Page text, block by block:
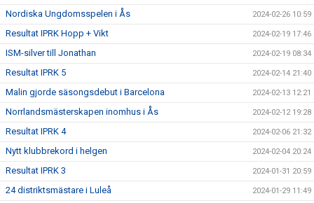
Nordiska Ungdomsspelen i Ås 2024-02-26 10:59
Resultat IPRK Hopp + Vikt 2024-02-19 17:46
ISM-silver till Jonathan 2024-02-19 08:34
Resultat IPRK 5 2024-02-14 21:40
Malin gjorde säsongsdebut i Barcelona 2024-02-13 12:21
Norrlandsmästerskapen inomhus i Ås 2024-02-12 19:28
Resultat IPRK 4 2024-02-06 21:32
Nytt klubbrekord i helgen 2024-02-04 20:24
Resultat IPRK 3 2024-01-31 20:59
24 distriktsmästare i Luleå 2024-01-29 11:49